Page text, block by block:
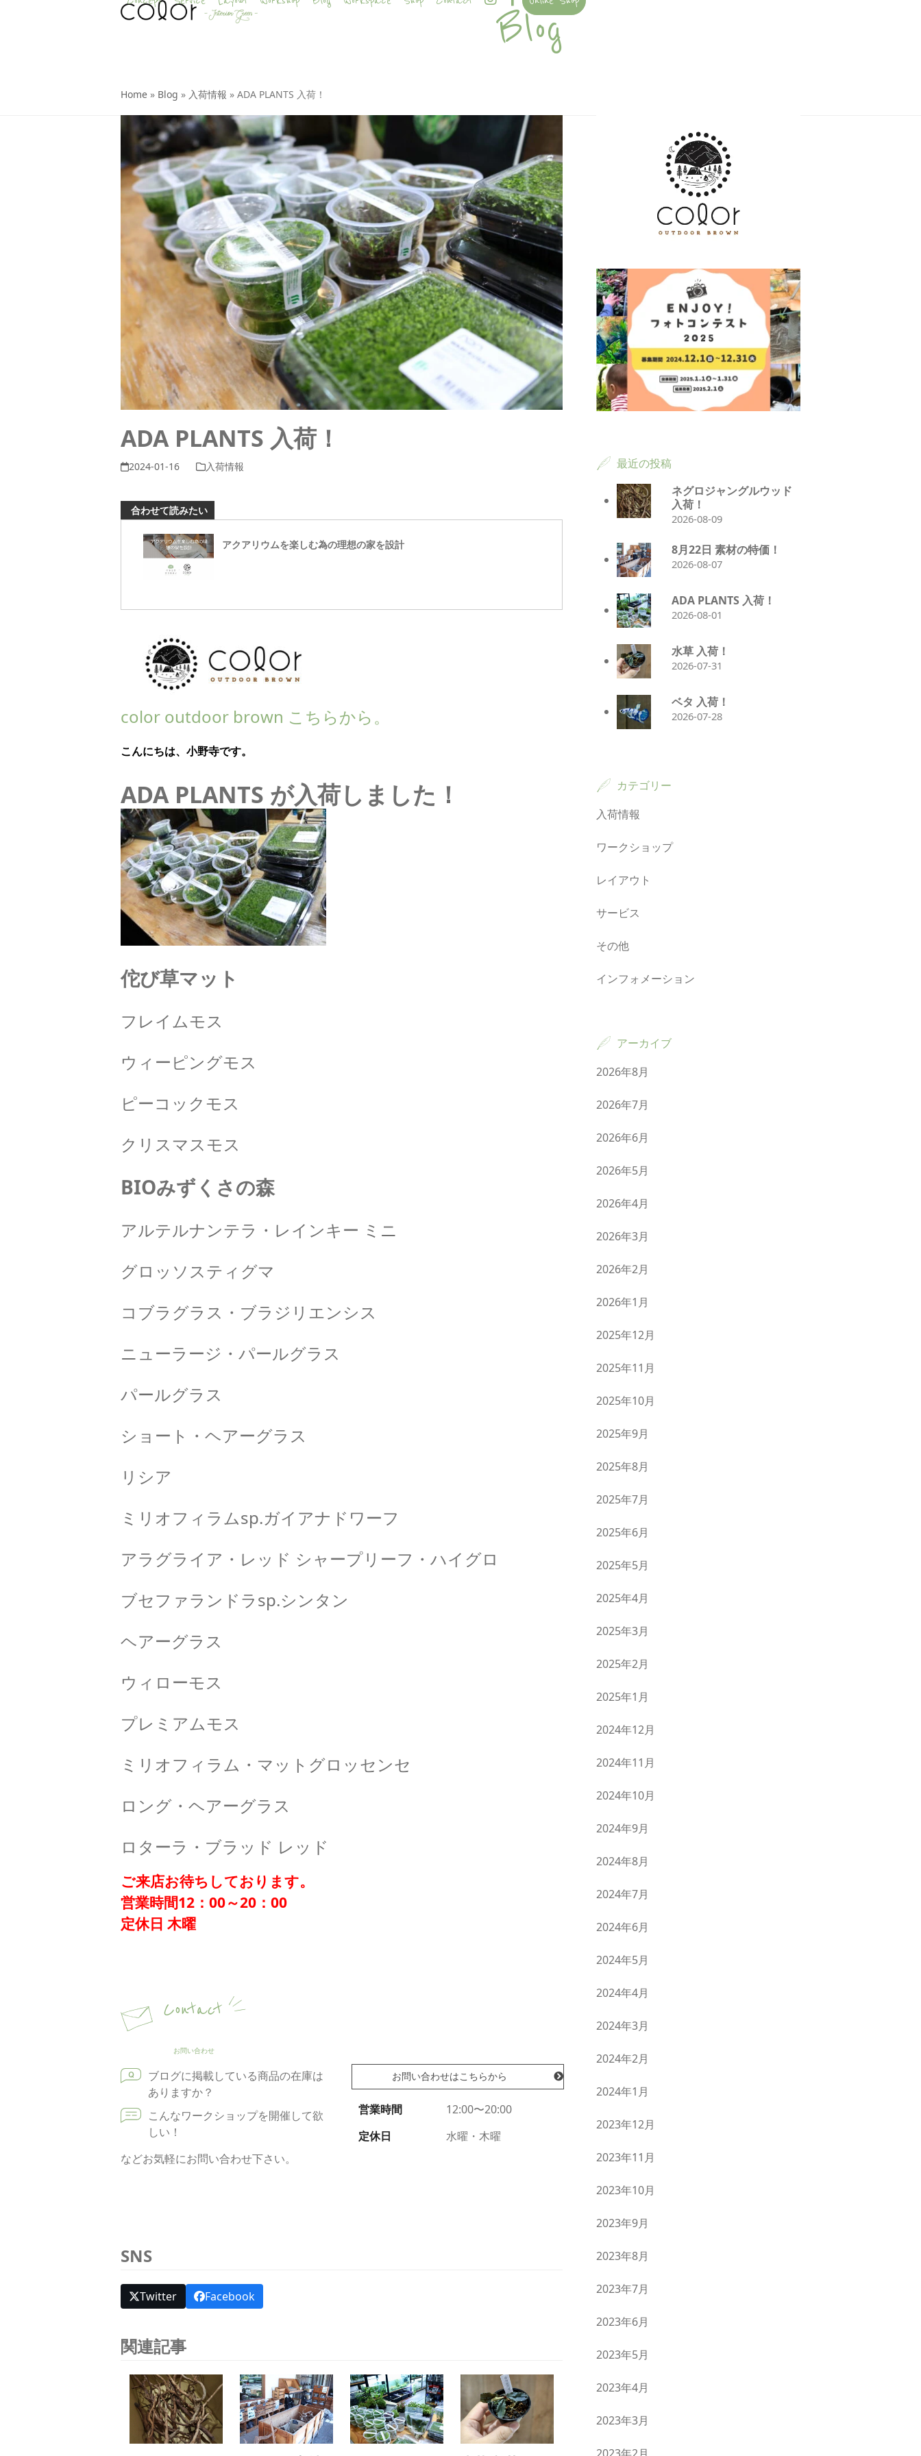
Blog
Home » Blog » 入荷情報 » ADA PLANTS 入荷！
ADA PLANTS 入荷！
2024-01-16 入荷情報
合わせて読みたい
アクアリウムを楽しむ為の理想の家を設計
color outdoor brown こちらから。
こんにちは、小野寺です。
ADA PLANTS が入荷しました！
佗び草マット
フレイムモス
ウィーピングモス
ピーコックモス
クリスマスモス
BIOみずくさの森
アルテルナンテラ・レインキー ミニ
グロッソスティグマ
コブラグラス・ブラジリエンシス
ニューラージ・パールグラス
パールグラス
ショート・ヘアーグラス
リシア
ミリオフィラムsp.ガイアナドワーフ
アラグライア・レッド シャープリーフ・ハイグロ
ブセファランドラsp.シンタン
ヘアーグラス
ウィローモス
プレミアムモス
ミリオフィラム・マットグロッセンセ
ロング・ヘアーグラス
ロターラ・ブラッド レッド
ご来店お待ちしております。
営業時間12：00～20：00
定休日 木曜
Contact
お問い合わせ
ブログに掲載している商品の在庫は
ありますか？
こんなワークショップを開催して欲
しい！
などお気軽にお問い合わせ下さい。
お問い合わせはこちらから
営業時間
12:00〜20:00
定休日
水曜・木曜
SNS
Twitter Facebook
関連記事
最近の投稿
ネグロジャングルウッド
入荷！
2026-08-09
8月22日 素材の特価！
2026-08-07
ADA PLANTS 入荷！
2026-08-01
水草 入荷！
2026-07-31
ベタ 入荷！
2026-07-28
カテゴリー
入荷情報
ワークショップ
レイアウト
サービス
その他
インフォメーション
アーカイブ
2026年8月
2026年7月
2026年6月
2026年5月
2026年4月
2026年3月
2026年2月
2026年1月
2025年12月
2025年11月
2025年10月
2025年9月
2025年8月
2025年7月
2025年6月
2025年5月
2025年4月
2025年3月
2025年2月
2025年1月
2024年12月
2024年11月
2024年10月
2024年9月
2024年8月
2024年7月
2024年6月
2024年5月
2024年4月
2024年3月
2024年2月
2024年1月
2023年12月
2023年11月
2023年10月
2023年9月
2023年8月
2023年7月
2023年6月
2023年5月
2023年4月
2023年3月